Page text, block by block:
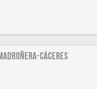
CÁCERES